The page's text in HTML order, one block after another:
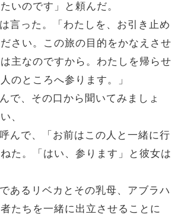
いのです」と頼んだ。
言った。「わたしを、お引き止め
さい。この旅の目的をかなえさせ
主なのですから。わたしを帰らせ
のところへ参ります。」
で、その口から聞いてみましょ
、
んで、「お前はこの人と一緒に行
た。「はい、参ります」と彼女は
あるリベカとその乳母、アブラハ
たちを一緒に出立させることに